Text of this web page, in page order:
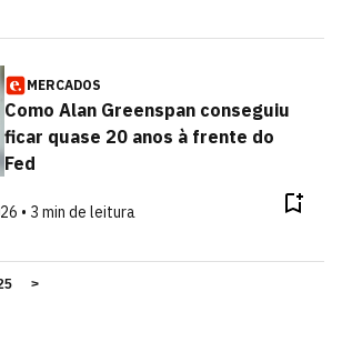
MERCADOS
Como Alan Greenspan conseguiu
ficar quase 20 anos à frente do
Fed
• 3 min de leitura
>